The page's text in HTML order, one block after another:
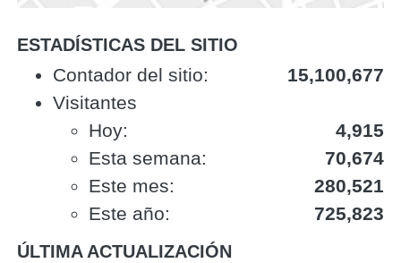
ESTADÍSTICAS DEL SITIO
‎Contador del sitio:‎
15,100,677
Visitantes
Hoy:
4,915
Esta semana:
70,674
Este mes:
280,521
Este año:
725,823
ÚLTIMA ACTUALIZACIÓN